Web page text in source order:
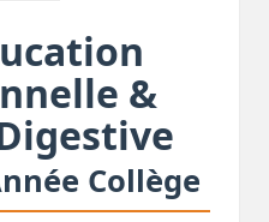
&
Collège